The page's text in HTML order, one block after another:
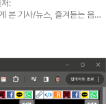
:
기사/뉴스, 즐겨듣는 음악,
떤 것이든 기록 (Record
슷한 사람들과 연결되어 보
의 넘치는 오염된/난잡한/편